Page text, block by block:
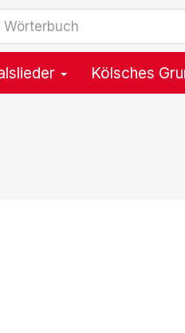
Kölsches